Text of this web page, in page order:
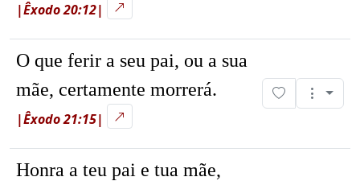
|Êxodo 20:12|
O que ferir a seu pai, ou a sua
mãe, certamente morrerá.
|Êxodo 21:15|
Honra a teu pai e tua mãe,